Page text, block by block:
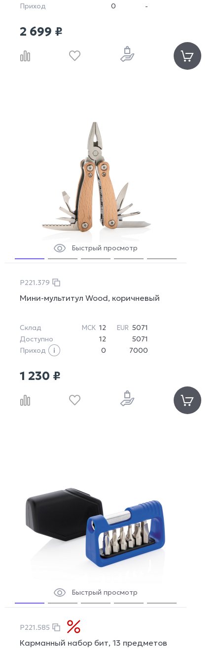
Приход
0 -
2 699 ₽
Быстрый просмотр
P221.379
Мини-мультитул Wood, коричневый
Склад МСК 12 EUR 5071
Доступно
12
5071
Приход
0 7000
1 230 ₽
Быстрый просмотр
P221.585
Карманный набор бит, 13 предметов